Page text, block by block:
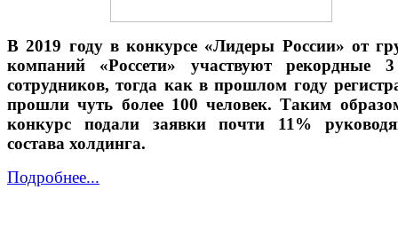
В 2019 году в конкурсе «Лидеры России» от
компаний «Россети» участвуют рекордные
сотрудников, тогда как в прошлом году
прошли чуть более 100 человек. Таким
конкурс подали заявки почти 11%
состава холдинга.
Подробнее...